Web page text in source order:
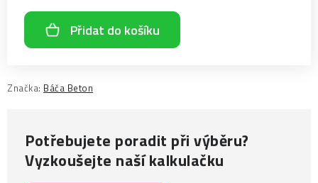
Přidat do košíku
Značka: Báča Beton
Potřebujete poradit při výběru?
Vyzkoušejte naší kalkulačku